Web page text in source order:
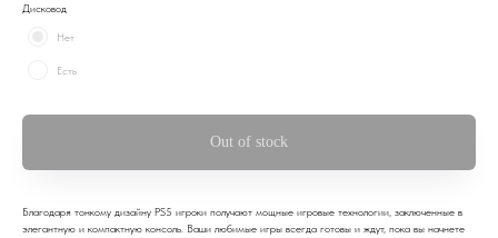
Дисковод
Нет
Есть
Out of stock
Благодаря тонкому дизайну PS5 игроки получают мощные игровые технологии, заключенные в
элегантную и компактную консоль. Ваши любимые игры всегда готовы и ждут, пока вы начнете